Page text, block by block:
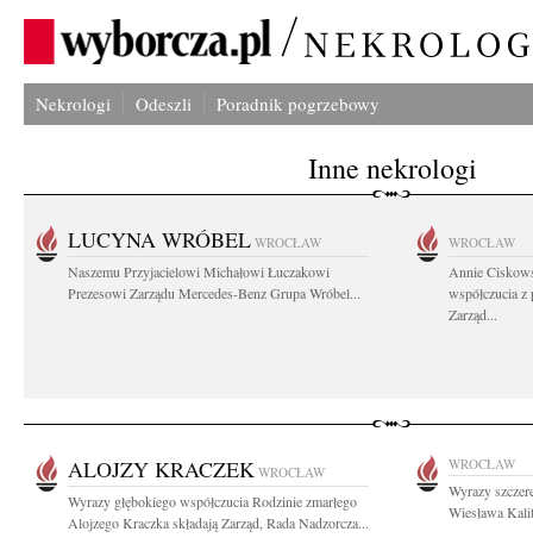
Nekrologi Odeszli Poradnik pogrzebowy
Inne nekrologi
LUCYNA WRÓBEL WROCŁAW
Naszemu Przyjacielowi Michałowi Łuczakowi
Prezesowi Zarządu Mercedes-Benz Grupa Wróbel...
WROCŁAW
Annie
współczucia
Zarząd...
ALOJZY KRACZEK WROCŁAW
Wyrazy głębokiego współczucia Rodzinie zmarłego
Alojzego Kraczka składają Zarząd, Rada Nadzorcza...
WROCŁAW
Wyrazy
Wiesława